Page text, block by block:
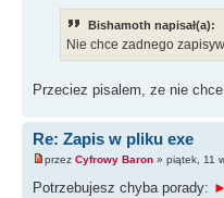
Bishamoth napisał(a):
Nie chce zadnego
Przeciez pisalem, ze nie
Re: Zapis w pliku exe
przez Cyfrowy Baron » piątek, 11
Potrzebujesz chyba porady: